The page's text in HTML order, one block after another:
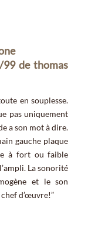
de thomas
en souplesse.
pas uniquement
a son mot à dire.
gauche plaque
à fort ou faible
La sonorité
et le son
d’œuvre!”